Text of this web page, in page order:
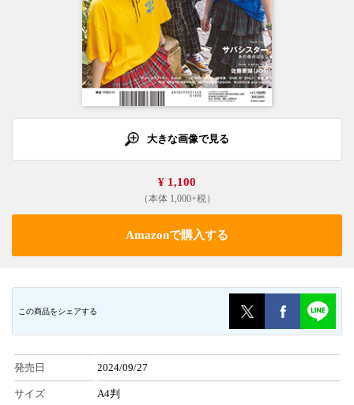
大きな画像で見る
¥ 1,100
（本体 1,000+税）
Amazonで購入する
この商品をシェアする
発売日 2024/09/27
サイズ A4判